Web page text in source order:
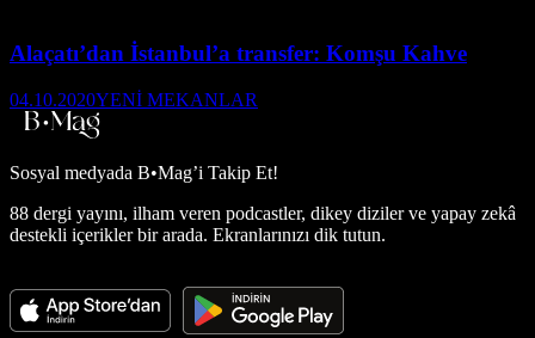
Alaçatı’dan İstanbul’a transfer: Komşu Kahve
04.10.2020YENİ MEKANLAR
Sosyal medyada B•Mag’i Takip Et!
88 dergi yayını, ilham veren podcastler, dikey diziler ve yapay zekâ
destekli içerikler bir arada. Ekranlarınızı dik tutun.